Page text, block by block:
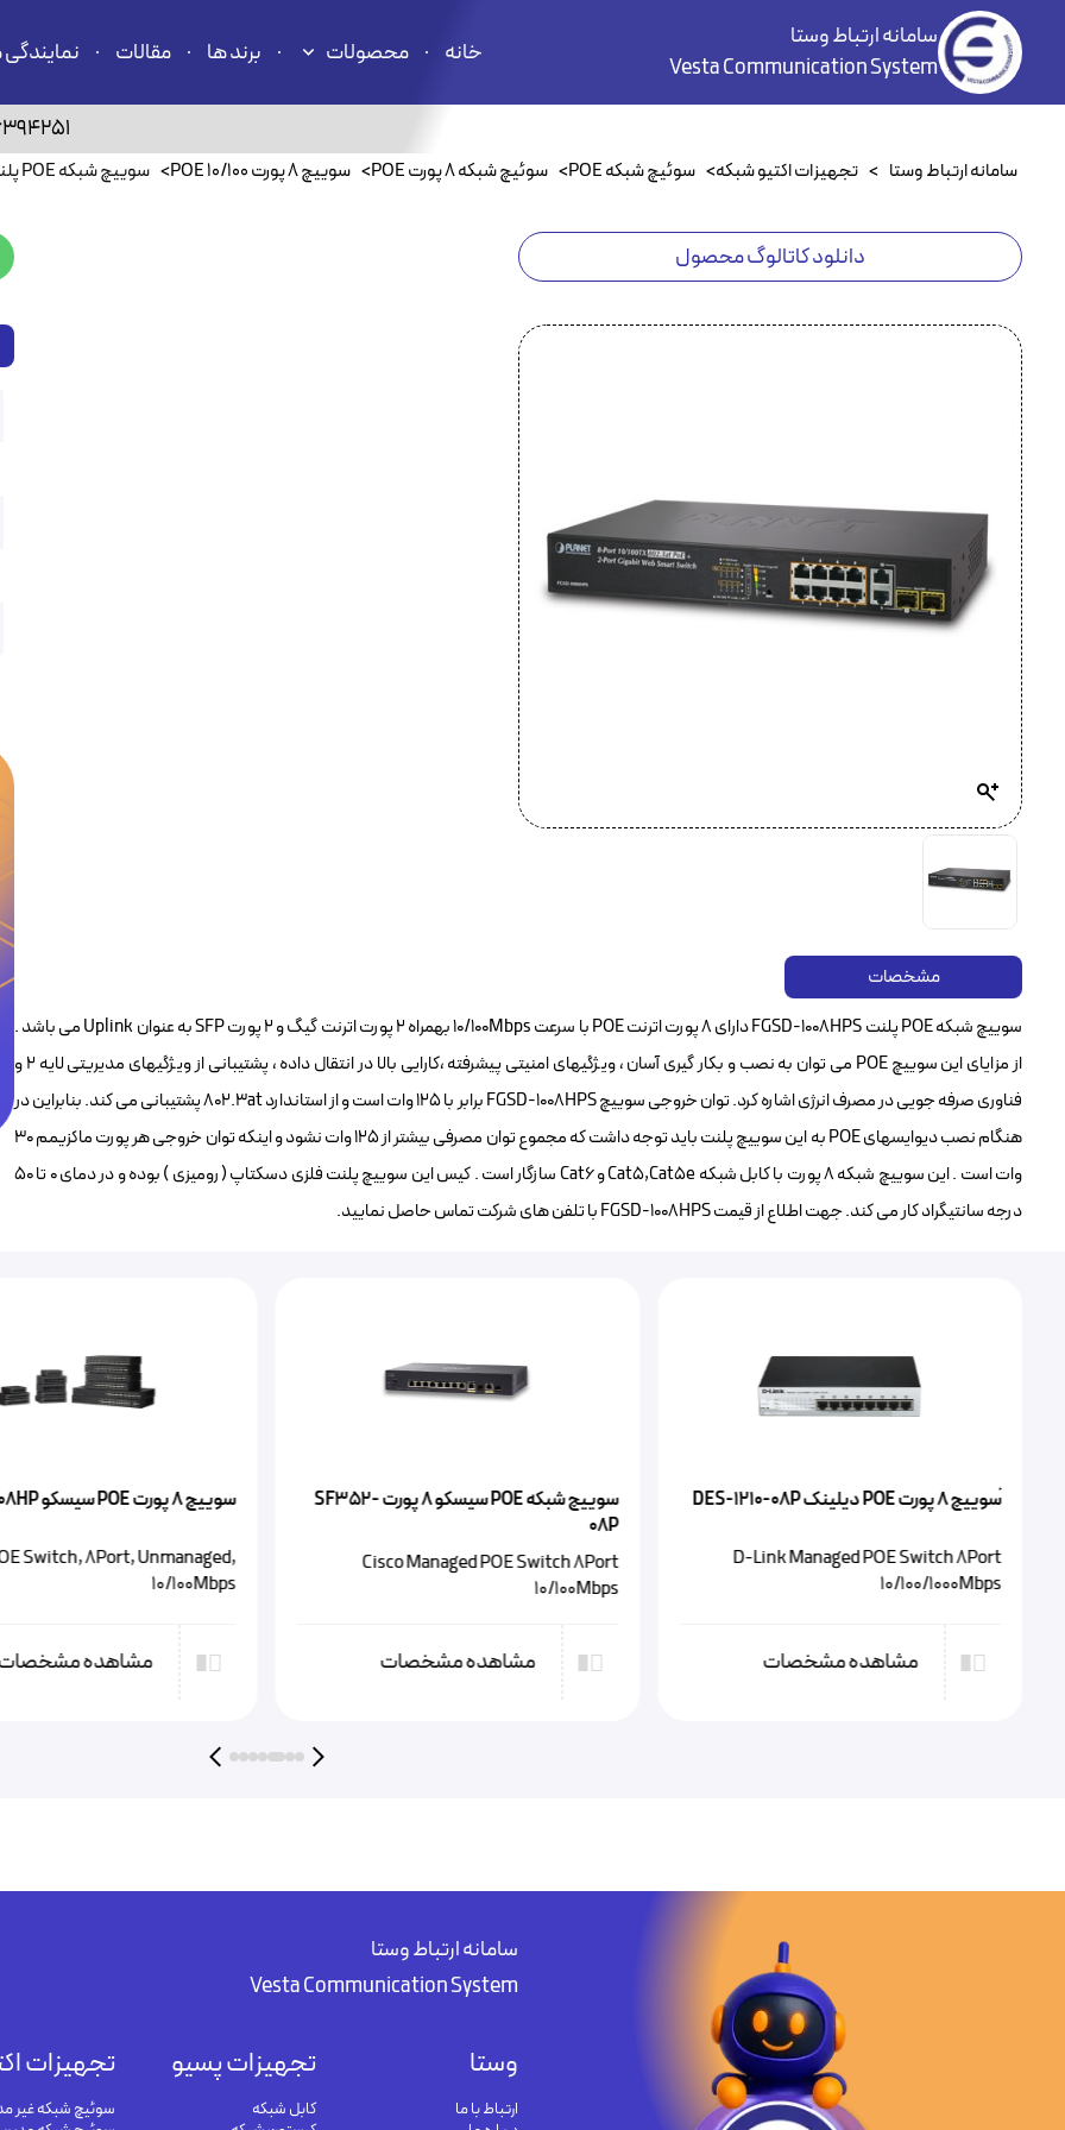
سامانه ارتباط وستا
Vesta Communication System
خانه محصولات برند ها مقالات نمایندگی
سامانه ارتباط وستا > تجهیزات اکتیو شبکه> سوئیچ شبکه POE > سوئیچ شبکه ۸ پورت POE > سوییچ ۸ پورت POE 10/100 > سوییچ شبکه POE پلنت ۸ پورت FGSD-1008HPS
دانلود کاتالوگ محصول
مشخصات
سوییچ شبکه POE پلنت FGSD-1008HPS دارای ۸ پورت اترنت POE با سرعت 10/100Mbps بهمراه ۲ پورت اترنت گیگ و ۲ پورت SFP به عنوان Uplink می باشد .
از مزایای این سوییچ POE می توان به نصب و بکار گیری آسان ، ویژگیهای امنیتی پیشرفته ،کارایی بالا در انتقال داده ، پشتیبانی از ویژگیهای مدیریتی لایه ۲ و
فناوری صرفه جویی در مصرف انرژی اشاره کرد. توان خروجی سوییچ FGSD-1008HPS برابر با ۱25 وات است و از استاندارد 802.3at پشتیبانی می کند. بنابراین در
هنگام نصب دیوایسهای POE به این سوییچ پلنت باید توجه داشت که مجموع توان مصرفی بیشتر از 125 وات نشود و اینکه توان خروجی هر پورت ماکزیمم 30
وات است . این سوییچ شبکه ۸ پورت با کابل شبکه Cat5,Cat5e و Cat6 سازگار است . کیس این سوییچ پلنت فلزی دسکتاپ ( رومیزی ) بوده و در دمای 0 تا ۵۰
درجه سانتیگراد کار می کند. جهت اطلاع از قیمت FGSD-1008HPS با تلفن های شرکت تماس حاصل نمایید.
ًسوییچ ۸ پورت POE‌ دیلینک DES-1210-08P
D-Link Managed POE Switch 8Port
10/100/1000Mbps
مشاهده مشخصات
سوییچ شبکه POE سیسکو ۸ پورت SF352-
08P
Cisco Managed POE Switch 8Port
10/100Mbps
مشاهده مشخصات
سوییچ 8 پورت POE‌ سیسکو SF110D-08HP
Switch, 8Port, Unmanaged,
10/100Mbps
مشاهده
سامانه ارتباط وستا
Vesta Communication System
وستا
ارتباط با ما
تجهیزات پسیو
کابل شبکه
تجهیزات
سوئیچ شبکه غیر